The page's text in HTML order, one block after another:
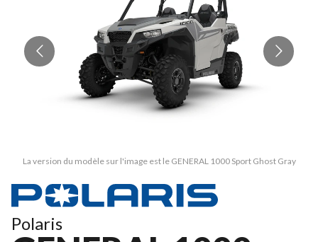
La version du modèle sur l'image est le GENERAL 1000 Sport Ghost Gray
Polaris